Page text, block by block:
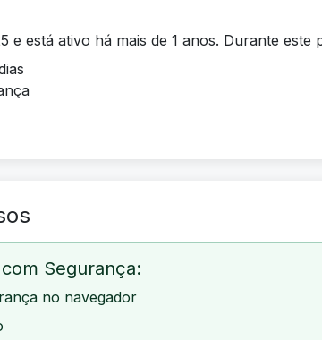
e está ativo há mais de 1 anos. Durante este
Segurança:
no navegador